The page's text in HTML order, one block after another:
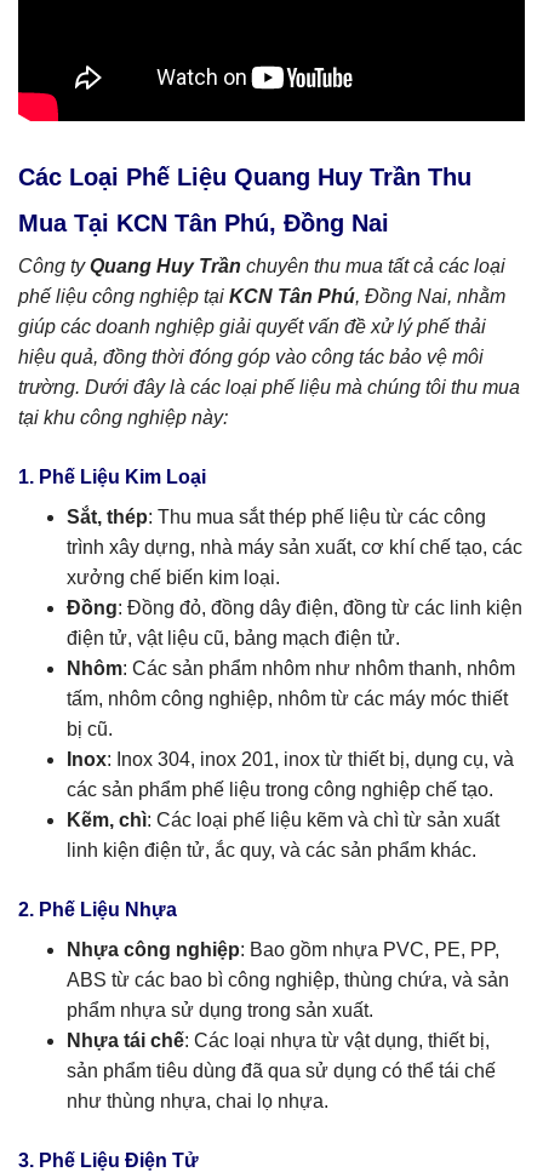
Các Loại Phế Liệu Quang Huy Trần Thu
Mua Tại KCN Tân Phú, Đồng Nai
Công tyQuang Huy Trần chuyên thu mua tất cả các loại
phế liệu công nghiệp tại KCN Tân Phú, Đồng Nai, nhằm
giúp các doanh nghiệp giải quyết vấn đề xử lý phế thải
hiệu quả, đồng thời đóng góp vào công tác bảo vệ môi
trường. Dưới đây là các loại phế liệu mà chúng tôi thu mua
tại khu công nghiệp này:
1. Phế Liệu Kim Loại
Sắt, thép: Thu mua sắt thép phế liệu từ các công
trình xây dựng, nhà máy sản xuất, cơ khí chế tạo, các
xưởng chế biến kim loại.
Đồng: Đồng đỏ, đồng dây điện, đồng từ các linh kiện
điện tử, vật liệu cũ, bảng mạch điện tử.
Nhôm: Các sản phẩm nhôm như nhôm thanh, nhôm
tấm, nhôm công nghiệp, nhôm từ các máy móc thiết
bị cũ.
Inox: Inox 304, inox 201, inox từ thiết bị, dụng cụ, và
các sản phẩm phế liệu trong công nghiệp chế tạo.
Kẽm, chì: Các loại phế liệu kẽm và chì từ sản xuất
linh kiện điện tử, ắc quy, và các sản phẩm khác.
2. Phế Liệu Nhựa
Nhựa công nghiệp: Bao gồm nhựa PVC, PE, PP,
ABS từ các bao bì công nghiệp, thùng chứa, và sản
phẩm nhựa sử dụng trong sản xuất.
Nhựa tái chế: Các loại nhựa từ vật dụng, thiết bị,
sản phẩm tiêu dùng đã qua sử dụng có thể tái chế
như thùng nhựa, chai lọ nhựa.
3. Phế Liệu Điện Tử